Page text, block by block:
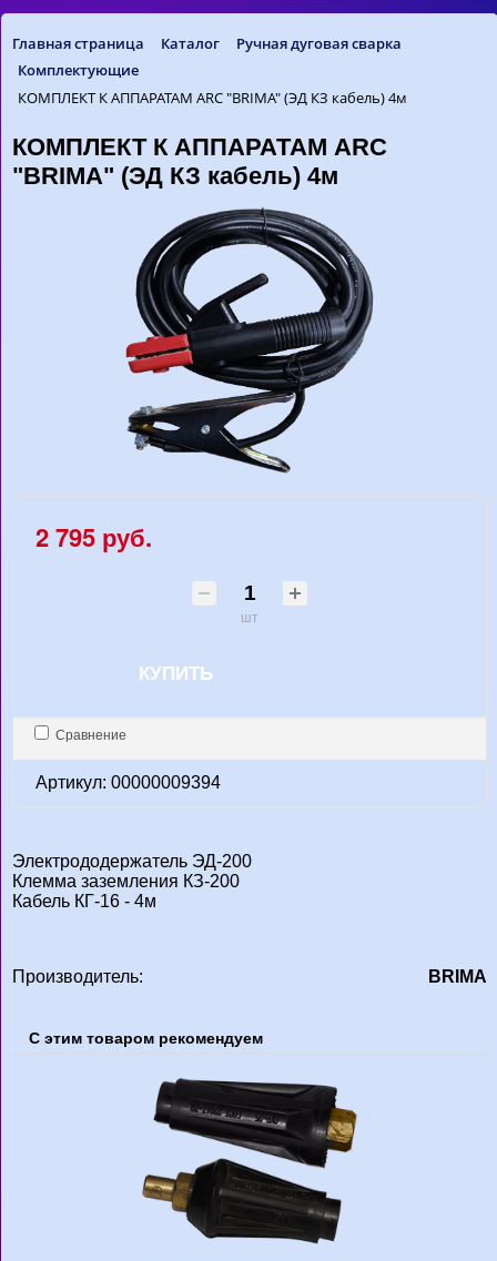
Главная страница Каталог
Ручная дуговая сварка
Комплектующие
КОМПЛЕКТ К АППАРАТАМ ARC "BRIMA" (ЭД КЗ кабель) 4м
КОМПЛЕКТ К АППАРАТАМ ARC
"BRIMA" (ЭД КЗ кабель) 4м
2 795 руб.
шт
КУПИТЬ
Сравнение
Артикул: 00000009394
Электрододержатель ЭД-200
Клемма заземления КЗ-200
Кабель КГ-16 - 4м
Производитель: BRIMA
С этим товаром рекомендуем